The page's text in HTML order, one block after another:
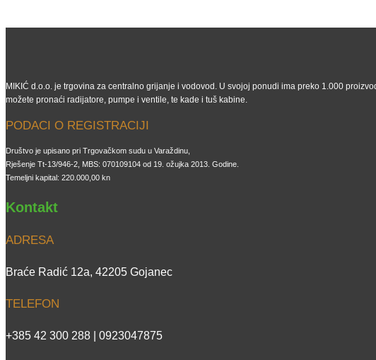
MIKIĆ d.o.o. je trgovina za centralno grijanje i vodovod. U svojoj ponudi ima preko 1.000
možete pronaći radijatore, pumpe i ventile, te kade i tuš kabine.
PODACI O REGISTRACIJI
Društvo je upisano pri Trgovačkom sudu u Varaždinu,
Rješenje Tt-13/946-2, MBS: 070109104 od 19. ožujka 2013. Godine.
Temeljni kapital: 220.000,00 kn
Kontakt
ADRESA
Braće Radić 12a, 42205 Gojanec
TELEFON
+385 42 300 288 | 0923047875